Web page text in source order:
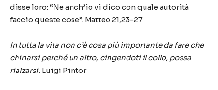
disse loro: “Ne anch’io vi dico con quale autorità
faccio queste cose”. Matteo 21,23-27
In tutta la vita non c’è cosa più importante da fare che
chinarsi perché un altro, cingendoti il collo, possa
rialzarsi. Luigi Pintor